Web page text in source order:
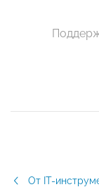
От IT-